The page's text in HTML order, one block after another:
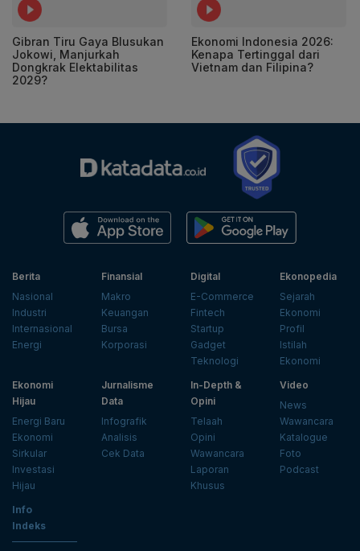
Gibran Tiru Gaya Blusukan
Jokowi, Manjurkah
Dongkrak Elektabilitas
2029?
Ekonomi Indonesia 2026:
Kenapa Tertinggal dari
Vietnam dan Filipina?
Berita
Nasional
Industri
Internasional
Energi
Finansial
Makro
Keuangan
Bursa
Korporasi
Digital
E-Commerce
Fintech
Startup
Gadget
Teknologi
Ekonopedia
Sejarah
Ekonomi
Profil
Istilah
Ekonomi
Ekonomi
Hijau
Energi Baru
Ekonomi
Sirkular
Investasi
Hijau
Jurnalisme
Data
Infografik
Analisis
Cek Data
In-Depth &
Opini
Telaah
Opini
Wawancara
Laporan
Khusus
Video
News
Wawancara
Katalogue
Foto
Podcast
Info
Indeks